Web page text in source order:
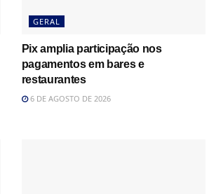
GERAL
Pix amplia participação nos
pagamentos em bares e
restaurantes
6 DE AGOSTO DE 2026